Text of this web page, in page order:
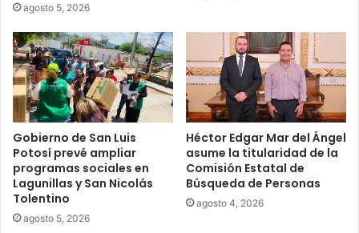
agosto 5, 2026
Gobierno de San Luis
Potosí prevé ampliar
programas sociales en
Lagunillas y San Nicolás
Tolentino
agosto 5, 2026
Héctor Edgar Mar del Ángel
asume la titularidad de la
Comisión Estatal de
Búsqueda de Personas
agosto 4, 2026